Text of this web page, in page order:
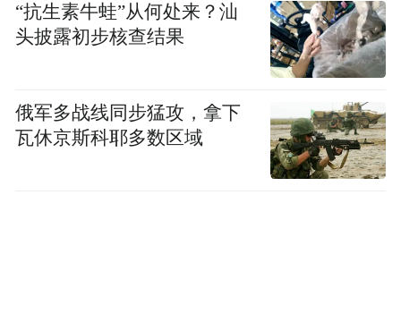
“抗生素牛蛙”从何处来？汕
头披露初步核查结果
俄军多战线同步猛攻，拿下
瓦休京斯科耶多数区域